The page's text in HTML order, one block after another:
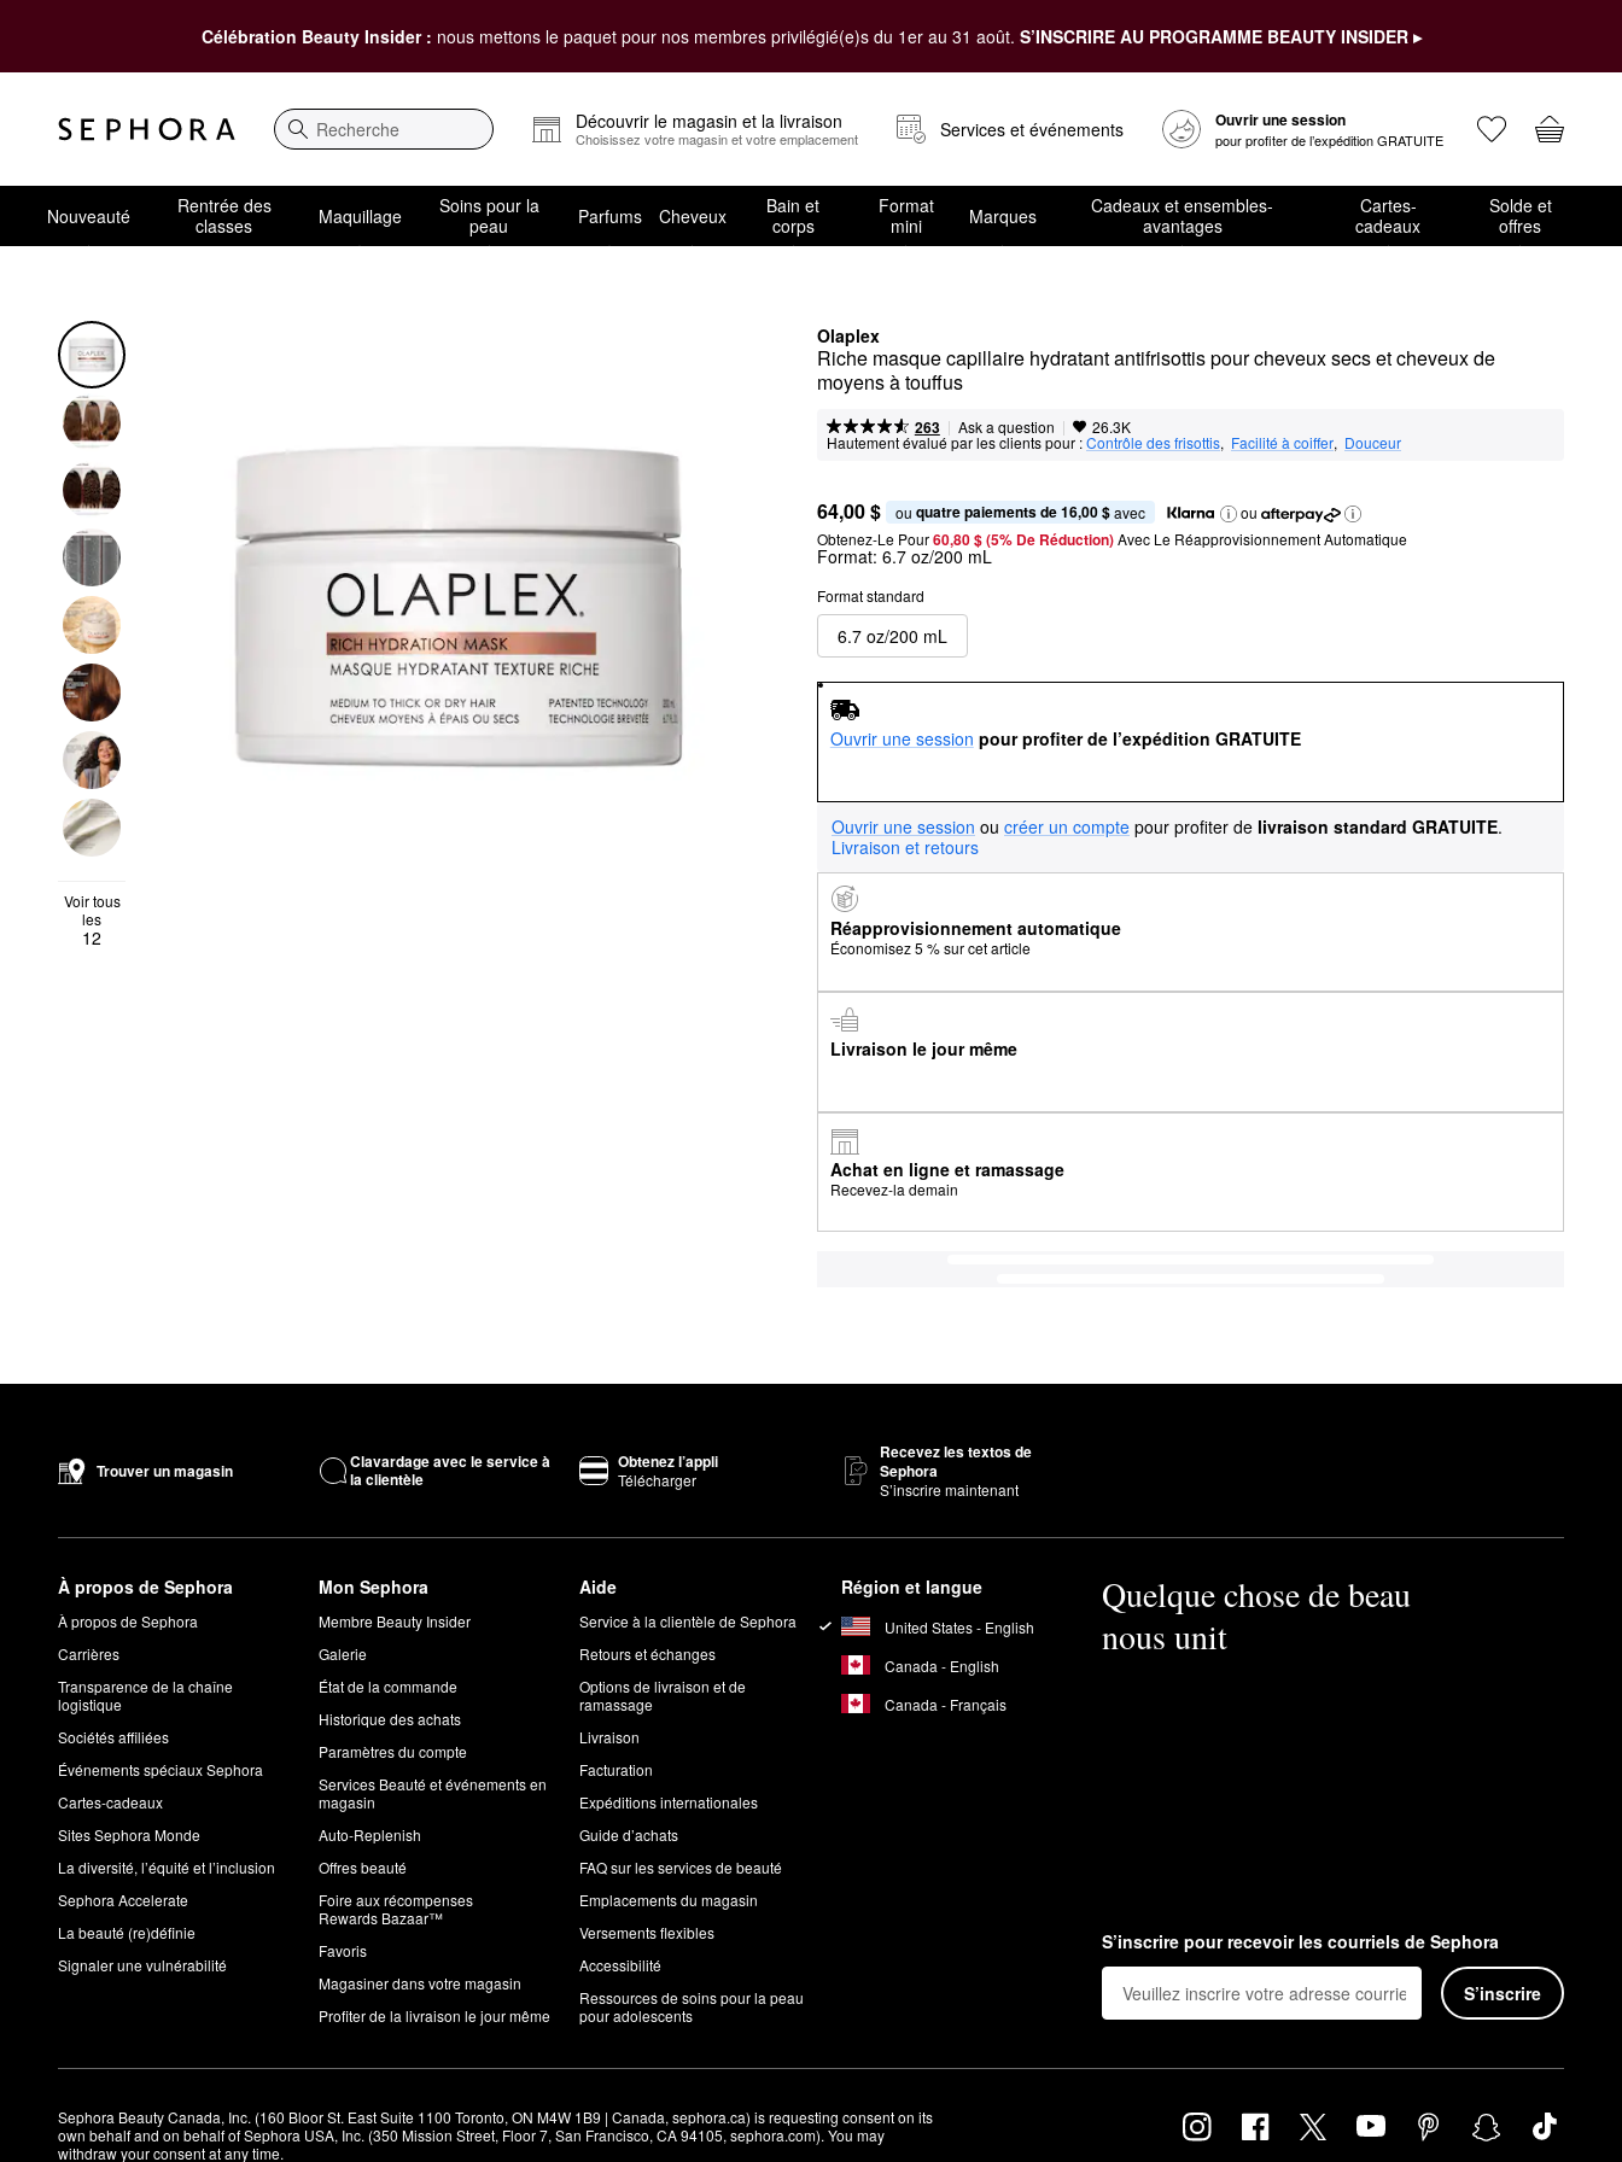
Célébration Beauty Insider : nous mettons le paquet pour nos membres privilégié(e)s du 1er au 31 août. S’INSCRIRE AU PROGRAMME BEAUTY INSIDER ▸
Recherche
Découvrir le magasin et la livraison
Choisissez votre magasin et votre emplacement Services et événements Ouvrir une session
pour profiter de l’expédition GRATUITE
Nouveauté
Rentrée des
classes
Maquillage
Soins pour la
peau
Parfums Cheveux
Bain et
corps
Format
mini
Marques
Cadeaux et ensembles-
avantages
Cartes-
cadeaux
Solde et
offres
Olaplex
Riche masque capillaire hydratant antifrisottis pour cheveux secs et cheveux de
moyens à touffus
263 | Ask a question | 26.3K
Hautement évalué par les clients pour :Contrôle des frisottis, Facilité à coiffer, Douceur
Voir tous
les
12
64,00 $ ou quatre paiements de 16,00 $ avec
ou
Obtenez-Le Pour60,80 $ (5% De Réduction) Avec Le Réapprovisionnement Automatique
Format: 6.7 oz/200 mL
Format standard
6.7 oz/200 mL
Ouvrir une session pour profiter de l’expédition GRATUITE
Ouvrir une session ou créer un compte pour profiter de livraison standard GRATUITE.
Livraison et retours
Réapprovisionnement automatique
Économisez 5 % sur cet article
Livraison le jour même
Achat en ligne et ramassage
Recevez-la demain
Trouver un magasin
Clavardage avec le service à
la clientèle
Obtenez l’appli
Télécharger
Recevez les textos de
Sephora
S’inscrire maintenant
À propos de Sephora
À propos de Sephora
Carrières
Transparence de la chaîne
logistique
Sociétés affiliées
Événements spéciaux Sephora
Cartes-cadeaux
Sites Sephora Monde
La diversité, l’équité et l’inclusion
Sephora Accelerate
La beauté (re)définie
Signaler une vulnérabilité
Mon Sephora
Membre Beauty Insider
Galerie
État de la commande
Historique des achats
Paramètres du compte
Services Beauté et événements en
magasin
Auto-Replenish
Offres beauté
Foire aux récompenses
Rewards Bazaar™
Favoris
Magasiner dans votre magasin
Profiter de la livraison le jour même
Aide
Service à la clientèle de Sephora
Retours et échanges
Options de livraison et de
ramassage
Livraison
Facturation
Expéditions internationales
Guide d’achats
FAQ sur les services de beauté
Emplacements du magasin
Versements flexibles
Accessibilité
Ressources de soins pour la peau
pour adolescents
Région et langue
United States - English
Canada - English
Canada - Français
Quelque chose de beau
nous unit
S’inscrire pour recevoir les courriels de Sephora
S’inscrire
Sephora Beauty Canada, Inc. (160 Bloor St. East Suite 1100 Toronto, ON M4W 1B9 | Canada, sephora.ca) is requesting consent on its
own behalf and on behalf of Sephora USA, Inc. (350 Mission Street, Floor 7, San Francisco, CA 94105, sephora.com). You may
withdraw your consent at any time.